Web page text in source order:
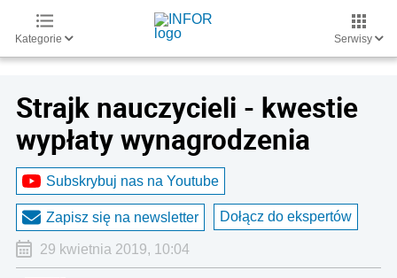
Kategorie Serwisy
Strajk nauczycieli - kwestie
wypłaty wynagrodzenia
Subskrybuj nas na Youtube
Zapisz się na newsletter Dołącz do ekspertów
29 kwietnia 2019, 10:04